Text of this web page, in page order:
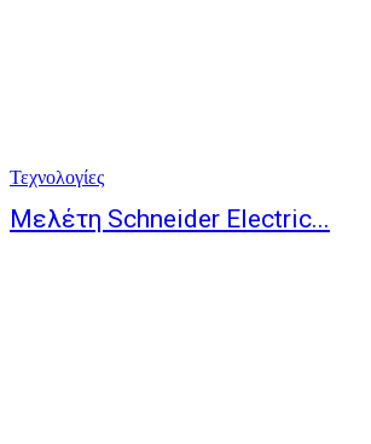
Τεχνολογίες
Μελέτη Schneider Electric...